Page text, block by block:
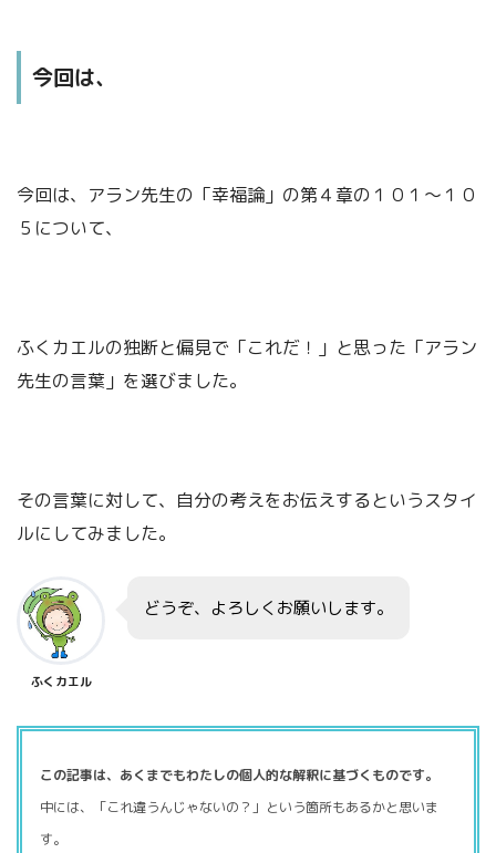
今回は、
今回は、アラン先生の「幸福論」の第４章の１０１～１０
５について、
ふくカエルの独断と偏見で「これだ！」と思った「アラン
先生の言葉」を選びました。
その言葉に対して、自分の考えをお伝えするというスタイ
ルにしてみました。
ふくカエル
どうぞ、よろしくお願いします。
この記事は、あくまでもわたしの個人的な解釈に基づくものです。
中には、「これ違うんじゃないの？」という箇所もあるかと思いま
す。